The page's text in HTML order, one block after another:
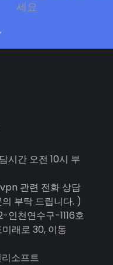
간 오전 10시 부
관련 전화 상담
부탁 드립니다. )
인천연수구-1116호
래로 30, 이동
소프트